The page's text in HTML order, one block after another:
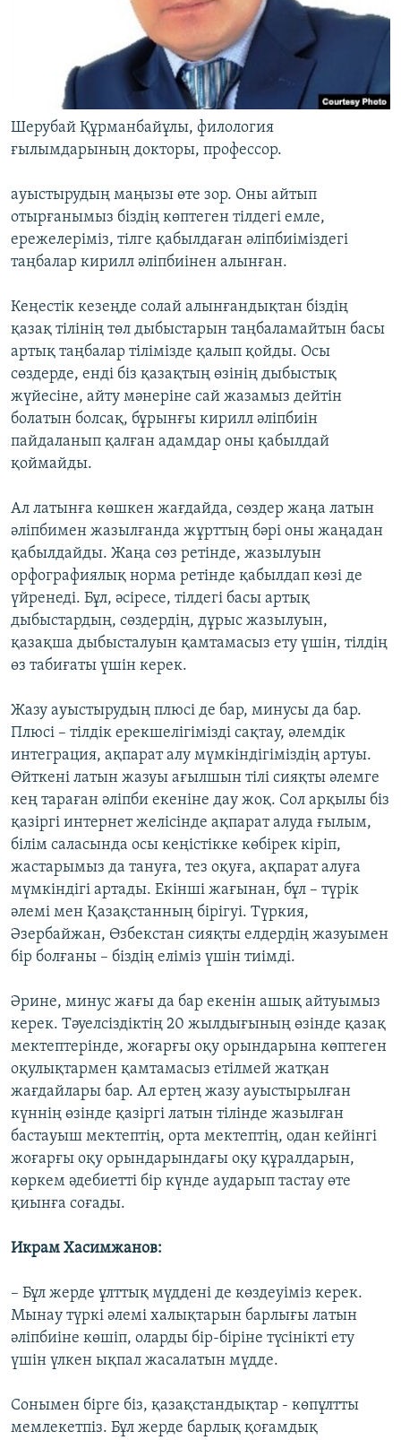
Шерубай Құрманбайұлы, филология
ғылымдарының докторы, профессор.
ауыстырудың маңызы өте зор. Оны айтып
отырғанымыз біздің көптеген тілдегі емле,
ережелеріміз, тілге қабылдаған әліпбиіміздегі
таңбалар кирилл әліпбиінен алынған.
Кеңестік кезеңде солай алынғандықтан біздің
қазақ тілінің төл дыбыстарын таңбаламайтын басы
артық таңбалар тілімізде қалып қойды. Осы
сөздерде, енді біз қазақтың өзінің дыбыстық
жүйесіне, айту мәнеріне сай жазамыз дейтін
болатын болсақ, бұрынғы кирилл әліпбиін
пайдаланып қалған адамдар оны қабылдай
қоймайды.
Ал латынға көшкен жағдайда, сөздер жаңа латын
әліпбимен жазылғанда жұрттың бәрі оны жаңадан
қабылдайды. Жаңа сөз ретінде, жазылуын
орфографиялық норма ретінде қабылдап көзі де
үйренеді. Бұл, әсіресе, тілдегі басы артық
дыбыстардың, сөздердің, дұрыс жазылуын,
қазақша дыбысталуын қамтамасыз ету үшін, тілдің
өз табиғаты үшін керек.
Жазу ауыстырудың плюсі де бар, минусы да бар.
Плюсі – тілдік ерекшелігімізді сақтау, әлемдік
интеграция, ақпарат алу мүмкіндігіміздің артуы.
Өйткені латын жазуы ағылшын тілі сияқты әлемге
кең тараған әліпби екеніне дау жоқ. Сол арқылы біз
қазіргі интернет желісінде ақпарат алуда ғылым,
білім саласында осы кеңістікке көбірек кіріп,
жастарымыз да тануға, тез оқуға, ақпарат алуға
мүмкіндігі артады. Екінші жағынан, бұл – түрік
әлемі мен Қазақстанның бірігуі. Түркия,
Әзербайжан, Өзбекстан сияқты елдердің жазуымен
бір болғаны – біздің еліміз үшін тиімді.
Әрине, минус жағы да бар екенін ашық айтуымыз
керек. Тәуелсіздіктің 20 жылдығының өзінде қазақ
мектептерінде, жоғарғы оқу орындарына көптеген
оқулықтармен қамтамасыз етілмей жатқан
жағдайлары бар. Ал ертең жазу ауыстырылған
күннің өзінде қазіргі латын тілінде жазылған
бастауыш мектептің, орта мектептің, одан кейінгі
жоғарғы оқу орындарындағы оқу құралдарын,
көркем әдебиетті бір күнде аударып тастау өте
қиынға соғады.
Икрам Хасимжанов:
– Бұл жерде ұлттық мүддені де көздеуіміз керек.
Мынау түркі әлемі халықтарын барлығы латын
әліпбиіне көшіп, оларды бір-біріне түсінікті ету
үшін үлкен ықпал жасалатын мүдде.
Сонымен бірге біз, қазақстандықтар - көпұлтты
мемлекетпіз. Бұл жерде барлық қоғамдық